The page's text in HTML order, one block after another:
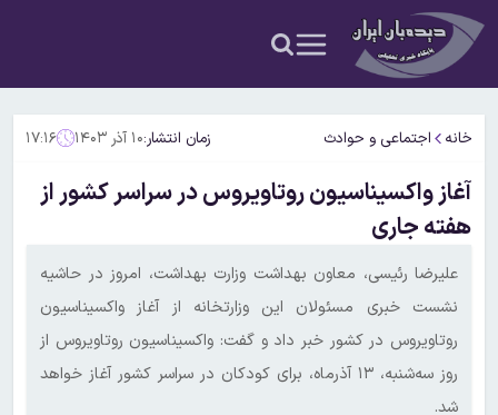
خانه اجتماعی و حوادث زمان انتشار:۱۰ آذر ۱۴۰۳ ۱۷:۱۶
آغاز واکسیناسیون روتاویروس در سراسر کشور از
هفته جاری
علیرضا رئیسی، معاون بهداشت وزارت بهداشت، امروز در حاشیه
نشست خبری مسئولان این وزارتخانه از آغاز واکسیناسیون
روتاویروس در کشور خبر داد و گفت: واکسیناسیون روتاویروس از
روز سه‌شنبه، ۱۳ آذرماه، برای کودکان در سراسر کشور آغاز خواهد
شد.